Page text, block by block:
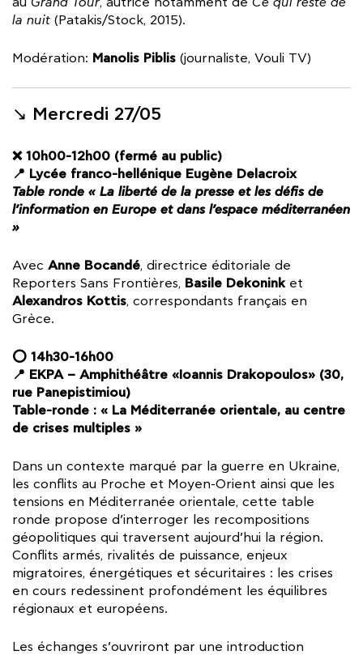
la nuit (Patakis/Stock, 2015).
Modération: Manolis Piblis (journaliste, Vouli TV)
↘︎ Mercredi 27/05
❌ 10h00-12h00 (fermé au public)
📍 Lycée franco-hellénique Eugène Delacroix
Table ronde « La liberté de la presse et les défis de
l’information en Europe et dans l’espace méditerranéen
»
Avec Anne Bocandé, directrice éditoriale de
Reporters Sans Frontières, Basile Dekoninket
Alexandros Kottis, correspondants français en
Grèce.
⭕ 14h30-16h00
📍 EKPA – Amphithéâtre «Ioannis Drakopoulos» (30,
rue Panepistimiou)
Table-ronde : « La Méditerranée orientale, au centre
de crises multiples »
Dans un contexte marqué par la guerre en Ukraine,
les conflits au Proche et Moyen-Orient ainsi que les
tensions en Méditerranée orientale, cette table
ronde propose d’interroger les recompositions
géopolitiques qui traversent aujourd’hui la région.
Conflits armés, rivalités de puissance, enjeux
migratoires, énergétiques et sécuritaires : les crises
en cours redessinent profondément les équilibres
régionaux et européens.
Les échanges s’ouvriront par une introduction